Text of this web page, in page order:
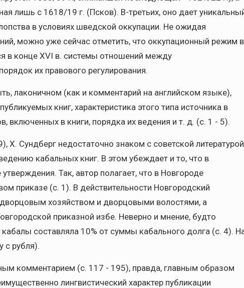
лишь с 1618/19 г. (Псков). В-третьих, оно дает
в условиях шведской оккупации. Не ожидая
можно уже сейчас отметить, что оккупационный режим в
в конце XVI в. системы отношений между
их правового регулирования.
лаконичном (как и комментарий на английском языке),
книг, характеристика этого типа источника в
включенных в книги, порядка их ведения и т. д. (с. 1 - 5).
Х. Сундберг недостаточно знаком с советской литературой
кабальных книг. В этом убеждает и то, что в
Так, автор полагает, что в Новгороде
приказе (с. 1). В действительности Новгородский
хозяйством и дворцовыми волостями, а
приказной избе. Неверно и мнение, будто
составляла 10% от суммы кабального долга (с. 4).
с рубля).
комментарием (с. 117 - 195), правда, главным образом
лингвистический характер публикации